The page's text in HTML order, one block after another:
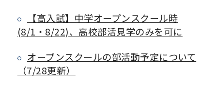
【高入試】中学オープンスクール時
(8/1・8/22)、高校部活見学のみを可に
オープンスクールの部活動予定について
（7/28更新）